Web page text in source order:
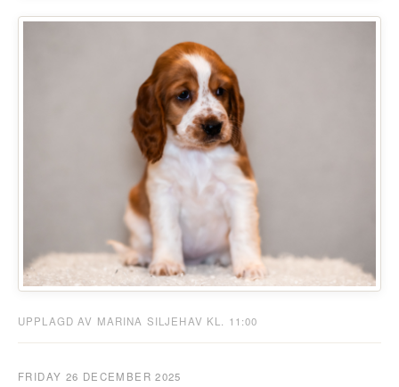
UPPLAGD AV MARINA SILJEHAV KL. 11:00
FRIDAY 26 DECEMBER 2025